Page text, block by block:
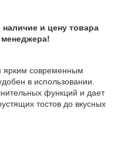
и цену товара
менеджера!
ярким современным
в использовании.
функций и дает
тостов до вкусных